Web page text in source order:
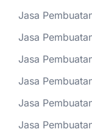
Jasa
Jasa
Jasa
Jasa
Jasa
Jasa